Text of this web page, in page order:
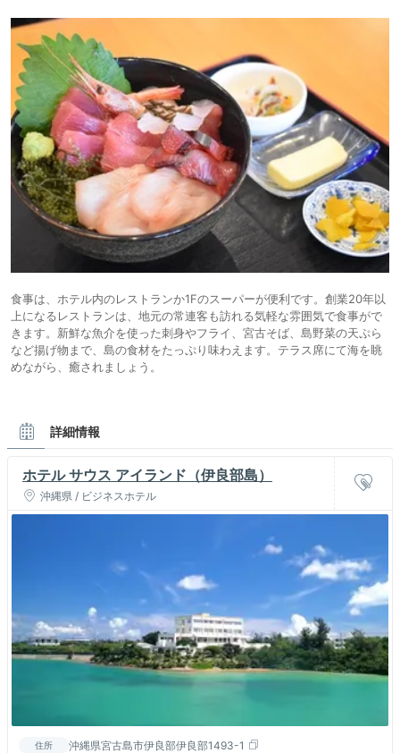
食事は、ホテル内のレストランか1Fのスーパーが便利です。創業20年以
上になるレストランは、地元の常連客も訪れる気軽な雰囲気で食事がで
きます。新鮮な魚介を使った刺身やフライ、宮古そば、島野菜の天ぷら
など揚げ物まで、島の食材をたっぷり味わえます。テラス席にて海を眺
めながら、癒されましょう。
詳細情報
ホテル サウス アイランド（伊良部島）
沖縄県 / ビジネスホテル
住所 沖縄県宮古島市伊良部伊良部1493-1